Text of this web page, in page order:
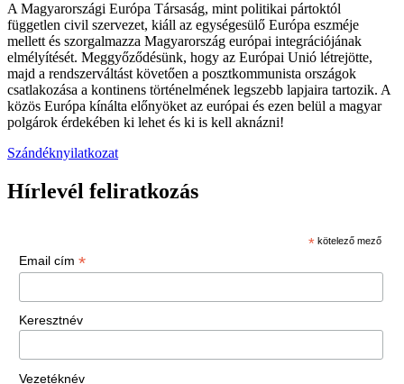
A Magyarországi Európa Társaság, mint politikai pártoktól
független civil szervezet, kiáll az egységesülő Európa eszméje
mellett és szorgalmazza Magyarország európai integrációjának
elmélyítését. Meggyőződésünk, hogy az Európai Unió létrejötte,
majd a rendszerváltást követően a posztkommunista országok
csatlakozása a kontinens történelmének legszebb lapjaira tartozik. A
közös Európa kínálta előnyöket az európai és ezen belül a magyar
polgárok érdekében ki lehet és ki is kell aknázni!
Szándéknyilatkozat
Hírlevél feliratkozás
* kötelező mező
Email cím *
Keresztnév
Vezetéknév